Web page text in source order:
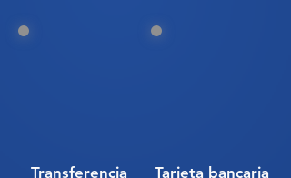
Transferencia Tarjeta bancaria